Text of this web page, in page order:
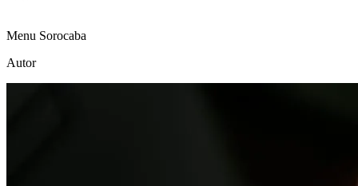
Menu Sorocaba
Autor